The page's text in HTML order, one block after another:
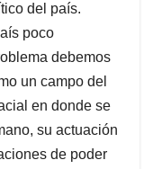
del país.
poco
debemos
un campo del
en donde se
su actuación
de poder